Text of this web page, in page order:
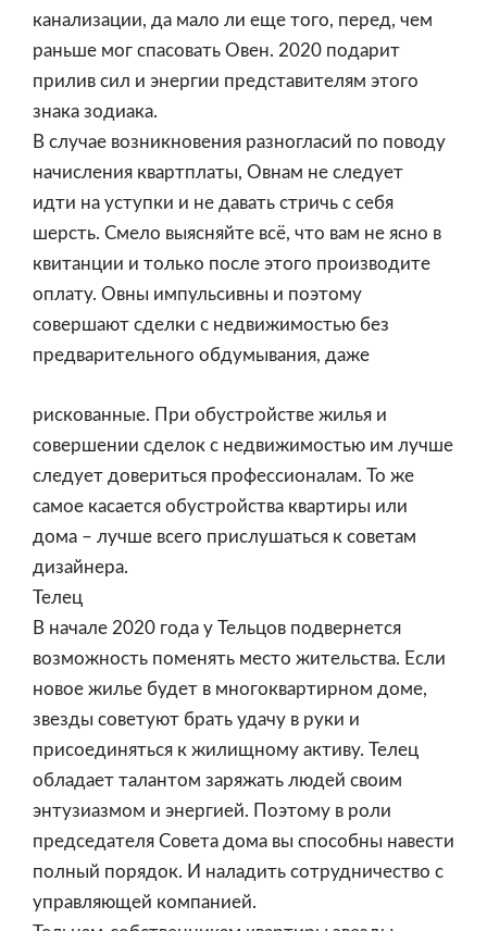
канализации, да мало ли еще того, перед, чем
раньше мог спасовать Овен. 2020 подарит
прилив сил и энергии представителям этого
знака зодиака.
В случае возникновения разногласий по поводу
начисления квартплаты, Овнам не следует
идти на уступки и не давать стричь с себя
шерсть. Смело выясняйте всё, что вам не ясно в
квитанции и только после этого производите
оплату. Овны импульсивны и поэтому
совершают сделки с недвижимостью без
предварительного обдумывания, даже
рискованные. При обустройстве жилья и
совершении сделок с недвижимостью им лучше
следует довериться профессионалам. То же
самое касается обустройства квартиры или
дома – лучше всего прислушаться к советам
дизайнера.
Телец
В начале 2020 года у Тельцов подвернется
возможность поменять место жительства. Если
новое жилье будет в многоквартирном доме,
звезды советуют брать удачу в руки и
присоединяться к жилищному активу. Телец
обладает талантом заряжать людей своим
энтузиазмом и энергией. Поэтому в роли
председателя Совета дома вы способны навести
полный порядок. И наладить сотрудничество с
управляющей компанией.